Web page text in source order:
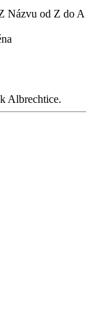
Názvu od Z do A
Albrechtice.